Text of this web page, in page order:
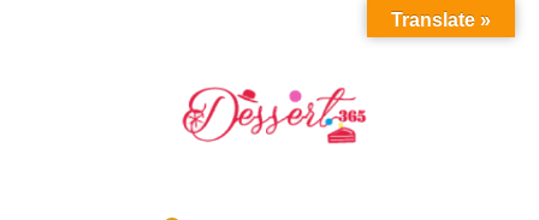
Translate »